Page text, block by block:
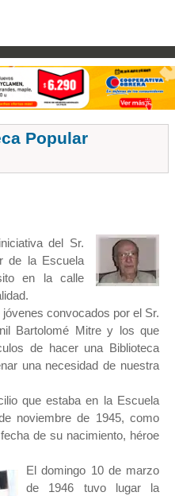
Popular
del Sr.
de la Escuela
en la calle
convocados por el Sr.
Bartolomé Mitre y los que
de hacer una Biblioteca
una necesidad de nuestra
que estaba en la Escuela
noviembre de 1945, como
de su nacimiento, héroe
El domingo 10 de marzo
de 1946 tuvo lugar la